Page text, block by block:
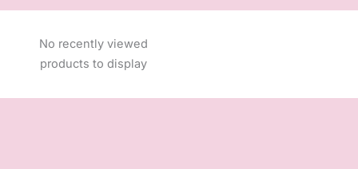
No recently viewed
products to display